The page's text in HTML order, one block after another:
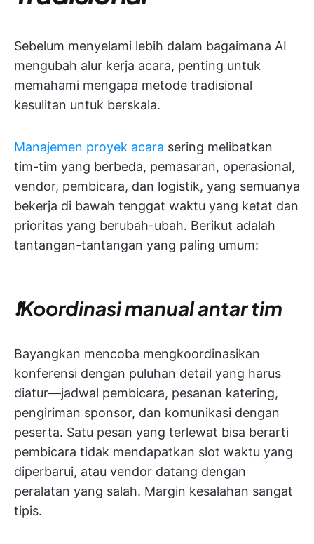
Sebelum menyelami lebih dalam bagaimana AI
mengubah alur kerja acara, penting untuk
memahami mengapa metode tradisional
kesulitan untuk berskala.
Manajemen proyek acara sering melibatkan
tim-tim yang berbeda, pemasaran, operasional,
vendor, pembicara, dan logistik, yang semuanya
bekerja di bawah tenggat waktu yang ketat dan
prioritas yang berubah-ubah. Berikut adalah
tantangan-tantangan yang paling umum:
❗️Koordinasi manual antar tim
Bayangkan mencoba mengkoordinasikan
konferensi dengan puluhan detail yang harus
diatur—jadwal pembicara, pesanan katering,
pengiriman sponsor, dan komunikasi dengan
peserta. Satu pesan yang terlewat bisa berarti
pembicara tidak mendapatkan slot waktu yang
diperbarui, atau vendor datang dengan
peralatan yang salah. Margin kesalahan sangat
tipis.